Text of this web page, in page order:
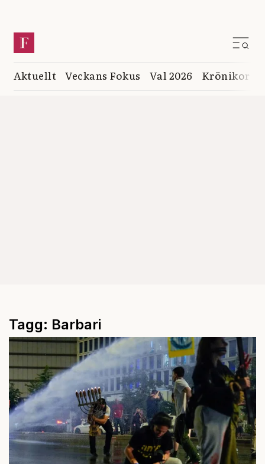
Aktuellt Veckans Fokus Val 2026 Krönikor
Tagg: Barbari